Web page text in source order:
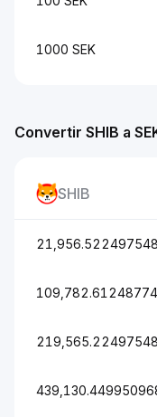
Convertir SHIB a
SHIB
1000 SEK